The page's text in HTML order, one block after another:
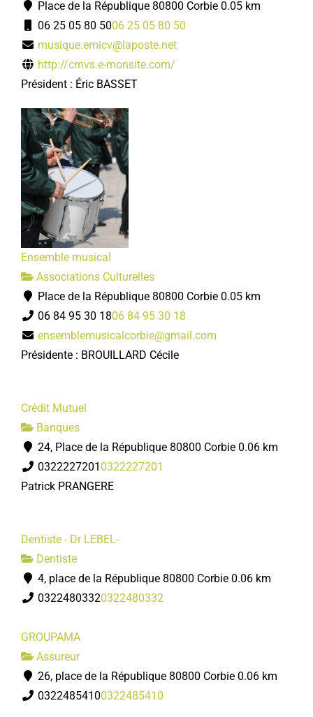
Place de la République 80800 Corbie 0.05 km
06 25 05 80 5006 25 05 80 50
musique.emicv@laposte.net
http://cmvs.e-monsite.com/
Président : Éric BASSET
Ensemble musical
Associations Culturelles
Place de la République 80800 Corbie 0.05 km
06 84 95 30 1806 84 95 30 18
ensemblemusicalcorbie@gmail.com
Présidente : BROUILLARD Cécile
Crédit Mutuel
Banques
24, Place de la République 80800 Corbie 0.06 km
0322227201 0322227201
Patrick PRANGERE
Dentiste - Dr LEBEL-
Dentiste
4, place de la République 80800 Corbie 0.06 km
03224803320322480332
GROUPAMA
Assureur
26, place de la République 80800 Corbie 0.06 km
03224854100322485410